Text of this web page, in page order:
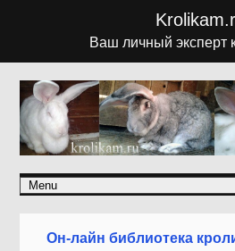
Ваш личный эксперт
Он-лайн библиотека